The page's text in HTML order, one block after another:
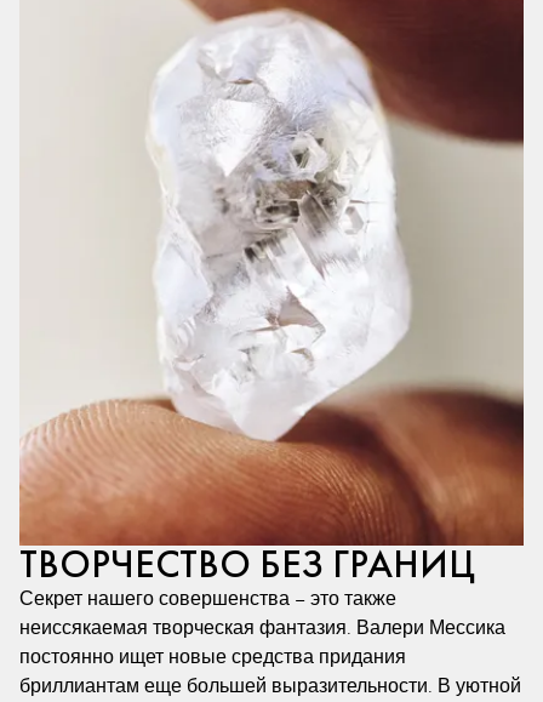
ТВОРЧЕСТВО БЕЗ ГРАНИЦ
Секрет нашего совершенства – это также
неиссякаемая творческая фантазия. Валери Мессика
постоянно ищет новые средства придания
бриллиантам еще большей выразительности. В уютной